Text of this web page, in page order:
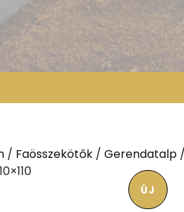
/ Faösszekötők / Gerendatalp
ÚJ